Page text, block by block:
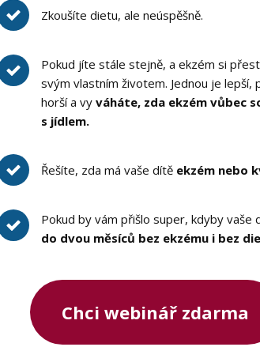
Zkoušíte dietu, ale neúspěšně.
Pokud jíte stále stejně, a ekzém si
svým vlastním životem. Jednou je lepší,
horší a vyváháte, zda ekzém vůbec
s jídlem.
Řešíte, zda má vaše dítě ekzém nebo
Pokud by vám přišlo super, kdyby vaše
do dvou měsíců bez ekzému i bez
Chci webinář zdarma